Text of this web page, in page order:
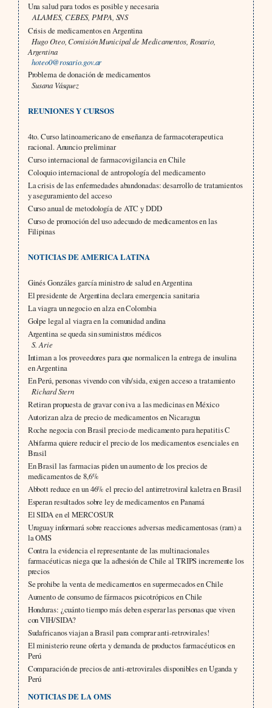
Una salud para todos es posible y necesaria
ALAMES, CEBES, PMPA, SNS
Crisis de medicamentos en Argentina
Hugo Oteo, Comisión Municipal de Medicamentos, Rosario,
Argentina
hoteo0@rosario.gov.ar
Problema de donación de medicamentos
Susana Vásquez
REUNIONES Y CURSOS
4to. Curso latinoamericano de enseñanza de farmacoterapeutica
racional. Anuncio preliminar
Curso internacional de farmacovigilancia en Chile
Coloquio internacional de antropología del medicamento
La crisis de las enfermedades abandonadas: desarrollo de tratamientos
y aseguramiento del acceso
Curso anual de metodología de ATC y DDD
Curso de promoción del uso adecuado de medicamentos en las
Filipinas
NOTICIAS DE AMERICA LATINA
Ginés Gonzáles garcía ministro de salud en Argentina
El presidente de Argentina declara emergencia sanitaria
La viagra un negocio en alza en Colombia
Golpe legal al viagra en la comunidad andina
Argentina se queda sin suministros médicos
S. Arie
Intiman a los proveedores para que normalicen la entrega de insulina
en Argentina
En Perú, personas vivendo con vih/sida, exigen acceso a tratamiento
Richard Stern
Retiran propuesta de gravar con iva a las medicinas en México
Autorizan alza de precio de medicamentos en Nicaragua
Roche negocia con Brasil precio de medicamento para hepatitis C
Abifarma quiere reducir el precio de los medicamentos esenciales en
Brasil
En Brasil las farmacias piden un aumento de los precios de
medicamentos de 8,6%
Abbott reduce en un 46% el precio del antirretroviral kaletra en Brasil
Esperan resultados sobre ley de medicamentos en Panamá
El SIDA en el MERCOSUR
Uruguay informará sobre reacciones adversas medicamentosas (ram) a
la OMS
Contra la evidencia el representante de las multinacionales
farmacéuticas niega que la adhesión de Chile al TRIPS incremente los
precios
Se prohibe la venta de medicamentos en supermecados en Chile
Aumento de consumo de fármacos psicotrópicos en Chile
Honduras: ¿cuánto tiempo más deben esperar las personas que viven
con VIH/SIDA?
Sudafricanos viajan a Brasil para comprar anti-retrovirales!
El ministerio reune oferta y demanda de productos farmacéuticos en
Perú
Comparación de precios de anti-retrovirales disponibles en Uganda y
Perú
NOTICIAS DE LA OMS